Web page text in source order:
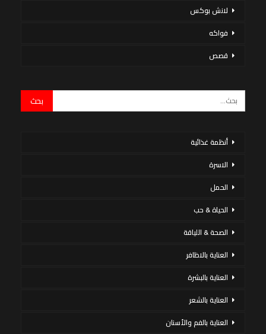
لانش بوكس
فواكه
قصص
أنظمة غذائية
الاسرة
الحمل
الحياة & حب
الصحة & اللياقة
العناية بالاظافر
العناية بالبشرة
العناية بالشعر
العناية بالفم والأسنان